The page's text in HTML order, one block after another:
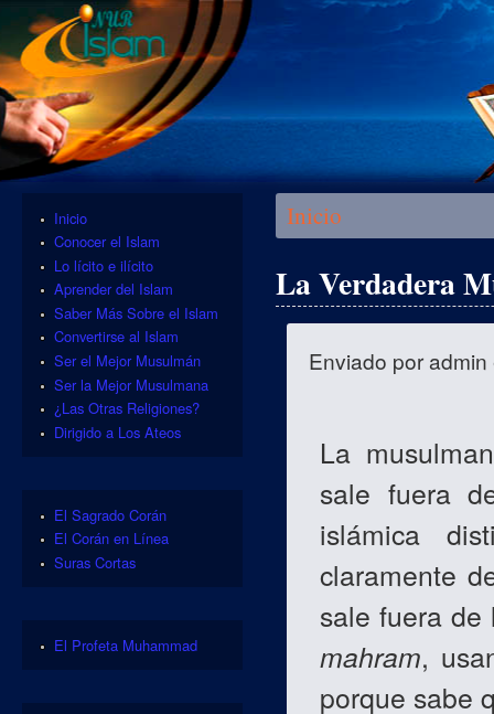
Se encuentra usted aquí
Inicio
La Verdadera
Enviado poradmin
La
sale fuera
islámica
claramente
sale fuera de
mahram,
porque sabe
Inicio
Conocer el Islam
Lo lícito e ilícito
Aprender del Islam
Saber Más Sobre el Islam
Convertirse al Islam
Ser el Mejor Musulmán
Ser la Mejor Musulmana
¿Las Otras Religiones?
Dirigido a Los Ateos
El Sagrado Corán
El Corán en Línea
Suras Cortas
El Profeta Muhammad